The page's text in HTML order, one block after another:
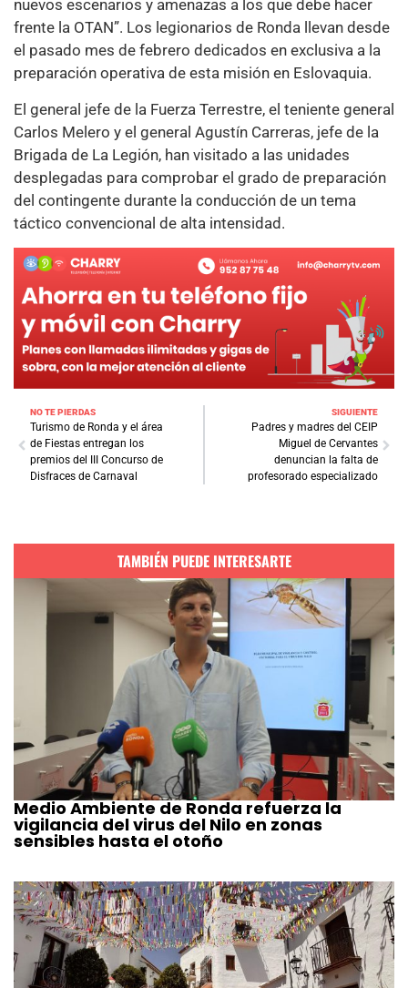
nuevos escenarios y amenazas a los que debe hacer
frente la OTAN”. Los legionarios de Ronda llevan desde
el pasado mes de febrero dedicados en exclusiva a la
preparación operativa de esta misión en Eslovaquia.
El general jefe de la Fuerza Terrestre, el teniente general
Carlos Melero y el general Agustín Carreras, jefe de la
Brigada de La Legión, han visitado a las unidades
desplegadas para comprobar el grado de preparación
del contingente durante la conducción de un tema
táctico convencional de alta intensidad.
NO TE PIERDAS
Turismo de Ronda y el área
de Fiestas entregan los
premios del III Concurso de
Disfraces de Carnaval
SIGUIENTE
Padres y madres del CEIP
Miguel de Cervantes
denuncian la falta de
profesorado especializado
TAMBIÉN PUEDE INTERESARTE
Medio Ambiente de Ronda refuerza la
vigilancia del virus del Nilo en zonas
sensibles hasta el otoño